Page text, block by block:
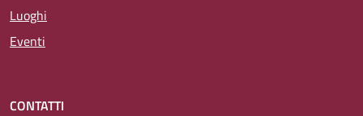
Luoghi
Eventi
CONTATTI